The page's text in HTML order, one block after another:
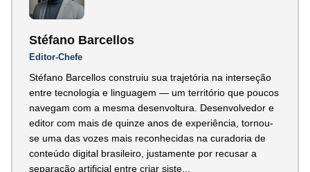
Stéfano Barcellos
Editor-Chefe
Stéfano Barcellos construiu sua trajetória na interseção
entre tecnologia e linguagem — um território que poucos
navegam com a mesma desenvoltura. Desenvolvedor e
editor com mais de quinze anos de experiência, tornou-
se uma das vozes mais reconhecidas na curadoria de
conteúdo digital brasileiro, justamente por recusar a
separação artificial entre criar siste...